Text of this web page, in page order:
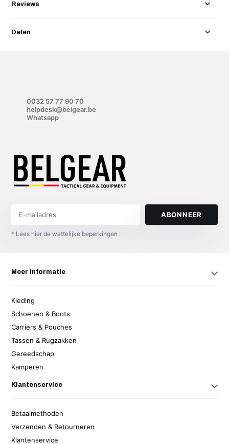
Reviews
Delen
0032 57 77 90 70
helpdesk@belgear.be
Whatsapp
ABONNEER
* Lees hier de wettelijke beperkingen
Meer informatie
Kleding
Schoenen & Boots
Carriers & Pouches
Tassen & Rugzakken
Gereedschap
Kamperen
Klantenservice
Betaalmethoden
Verzenden & Retourneren
Klantenservice